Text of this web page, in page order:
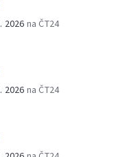
2026 na ČT24
2026 na ČT24